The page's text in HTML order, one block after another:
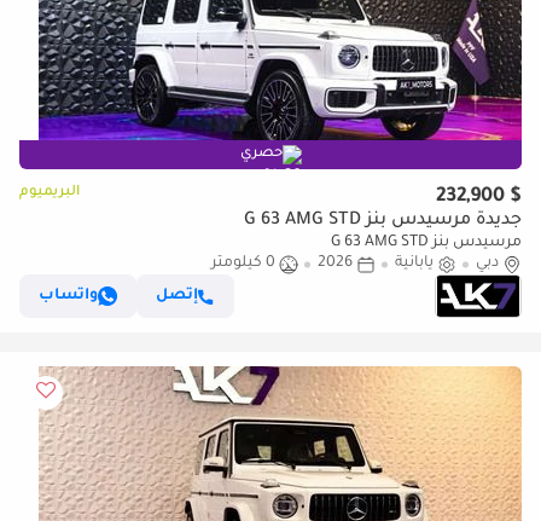
حصري
$ 232,900 البريميوم
جديدة مرسيدس بنز G 63 AMG STD
مرسيدس بنز G 63 AMG STD
دبي
يابانية 2026
0 كيلومتر
إتصل
واتساب